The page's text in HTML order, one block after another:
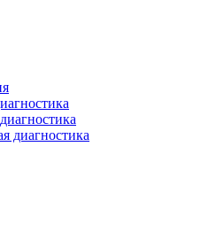
диагностика